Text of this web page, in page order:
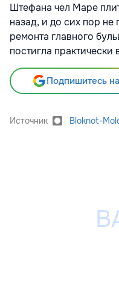
Штефана чел Маре
назад, и до сих пор
ремонта главного
постигла
Подпишитесь
Источник Bloknot-